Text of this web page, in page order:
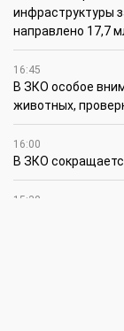
инфраструктуры
направлено 17,7
16:45
В ЗКО особое
животных,
16:00
В ЗКО
15:30